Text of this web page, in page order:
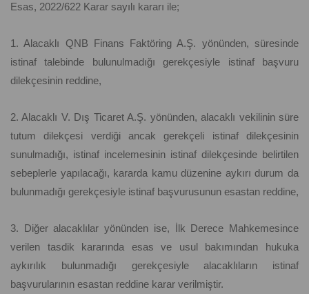
Esas, 2022/622 Karar sayılı kararı ile;
1. Alacaklı QNB Finans Faktöring A.Ş. yönünden, süresinde
istinaf talebinde bulunulmadığı gerekçesiyle istinaf başvuru
dilekçesinin reddine,
2. Alacaklı V. Dış Ticaret A.Ş. yönünden, alacaklı vekilinin süre
tutum dilekçesi verdiği ancak gerekçeli istinaf dilekçesinin
sunulmadığı, istinaf incelemesinin istinaf dilekçesinde belirtilen
sebeplerle yapılacağı, kararda kamu düzenine aykırı durum da
bulunmadığı gerekçesiyle istinaf başvurusunun esastan reddine,
3. Diğer alacaklılar yönünden ise, İlk Derece Mahkemesince
verilen tasdik kararında esas ve usul bakımından hukuka
aykırılık bulunmadığı gerekçesiyle alacaklıların istinaf
başvurularının esastan reddine karar verilmiştir.